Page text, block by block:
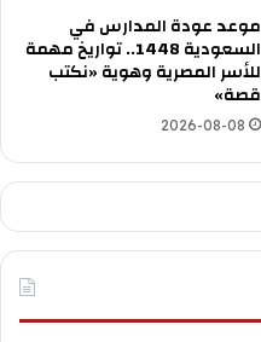
موعد عودة المدارس في
السعودية 1448.. تواريخ مهمة
للأسر المصرية وهوية «نكتب
قصة»
2026-08-08